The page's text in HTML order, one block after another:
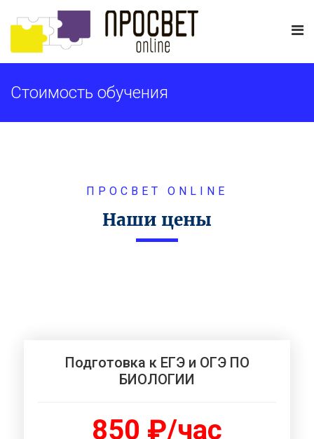
Стоимость обучения
ПРОСВЕТ ONLINE
Наши цены
Подготовка к ЕГЭ и ОГЭ ПО
БИОЛОГИИ
850 ₽/час